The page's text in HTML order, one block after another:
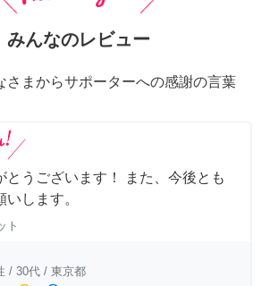
みんなのレビュー
さまからサポーターへの感謝の言葉
とうございます！ また、今後とも
します。
ト
/ 30代 / 東京都